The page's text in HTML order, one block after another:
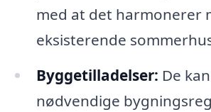
med at det harmonerer
eksisterende
Byggetilladelser: De
nødvendige